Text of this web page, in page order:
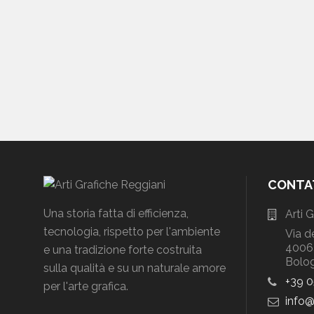
Una storia fatta di efficienza,
tecnologia, rispetto per l'ambiente
e una tradizione forte costruita
sulla qualità e su un naturale amore
per l'arte grafica.
Arti
Via
+39
info